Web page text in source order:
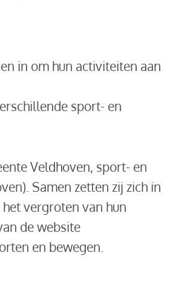
in om hun activiteiten aan
sport- en
Veldhoven, sport- en
Samen zetten zij zich in
vergroten van hun
de website
en bewegen.